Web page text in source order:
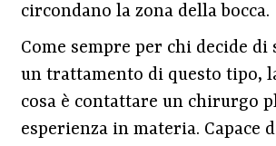
circondano la zona della bocca.
Come sempre per chi decide
un trattamento di questo tipo,
cosa è contattare un chirurgo
esperienza in materia. Capace